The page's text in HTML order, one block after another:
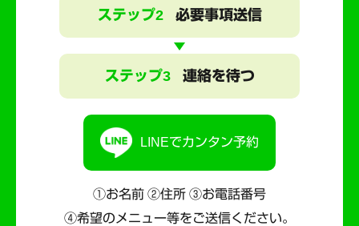
ステップ2 必要事項送信
ステップ3 連絡を待つ
LINEでカンタン予約
①お名前 ②住所 ③お電話番号
④希望のメニュー等をご送信ください。